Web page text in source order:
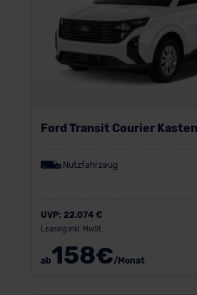
Ford Transit Courier
Nutzfahrzeug
UVP: 22.074 €
Leasing inkl. MwSt.
ab158€/Monat